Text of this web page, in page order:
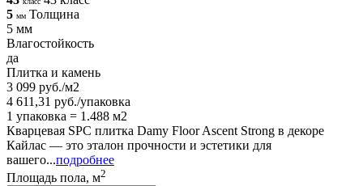
5 мм Толщина
5 мм
Влагостойкость
да
Плитка и камень
3 099 руб./м2
4 611,31 руб./упаковка
1 упаковка = 1.488 м2
Кварцевая SPC плитка Damy Floor Ascent Strong в декоре
Кайлас — это эталон прочности и эстетики для
вашего...подробнее
Площадь пола, м2